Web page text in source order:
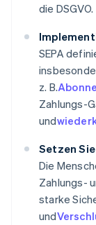
die DSGVO.
SEPA
z. B.
Zahlungs-
und
Setzen
Die
Zahlungs-
starke
und